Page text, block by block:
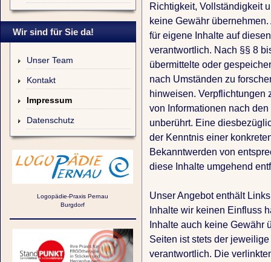
Wir sind für Sie da!
Unser Team
Kontakt
Impressum
Datenschutz
Logopädie-Praxis Pernau
Burgdorf
Richtigkeit, Vollständigkeit
keine Gewähr
für eigene Inhalte auf
verantwortlich. Nach §§ 8
übermittelte oder
nach Umständen zu
hinweisen. Verpflichtungen
von Informationen nach
unberührt. Eine
der Kenntnis einer
Bekanntwerden von
diese Inhalte umgehend
Unser Angebot enthält
Inhalte wir keinen Einfluss
Inhalte auch keine Gewähr
Seiten ist stets der
verantwortlich. Die